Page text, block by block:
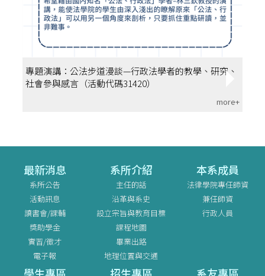
專題演講：公法步道漫談—行政法學者的教學、研究、
社會參與感言（活動代碼31420）
more+
最新消息
系所公告
活動訊息
讀書會/課輔
獎助學金
實習/徵才
電子報
系所介紹
主任的話
沿革與系史
設立宗旨與教育目標
課程地圖
畢業出路
地理位置與交通
本系成員
法律學院專任師資
兼任師資
行政人員
學生專區 招生專區 系友專區